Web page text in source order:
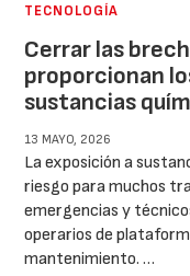
TECNOLOGÍA
Cerrar las
proporcionan
sustancias
13 MAYO, 2026
La exposición a
riesgo para muchos
emergencias y
operarios de
mantenimiento. …